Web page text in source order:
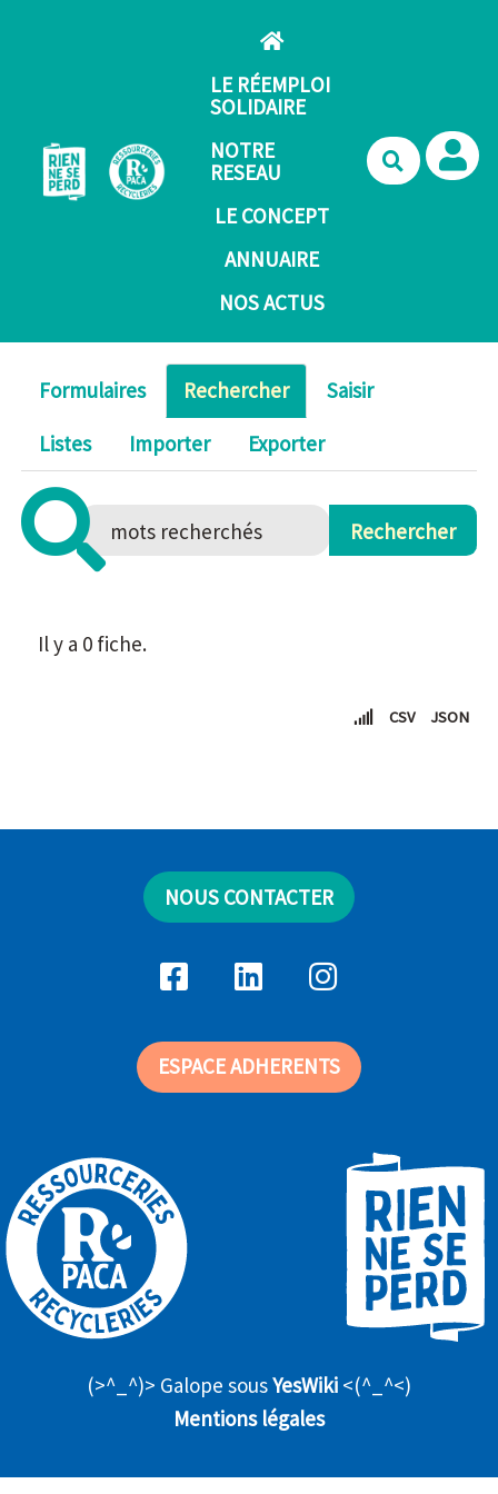
LE RÉEMPLOI
SOLIDAIRE
NOTRE
RESEAU
LE CONCEPT
ANNUAIRE
NOS ACTUS
Formulaires Rechercher
Saisir
Listes
Importer Exporter
Il y a 0 fiche.
CSV JSON
NOUS CONTACTER
ESPACE ADHERENTS
(>^_^)> Galope sousYesWiki <(^_^<)
Mentions légales